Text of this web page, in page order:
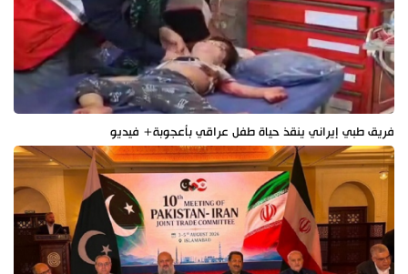
فريق طبي إيراني ينقذ حياة طفل عراقي بأعجوبة+ فيديو